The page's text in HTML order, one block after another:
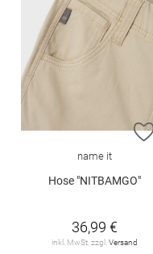
name it
Hose "NITBAMGO"
36,99 €
inkl. MwSt. zzgl. Versand